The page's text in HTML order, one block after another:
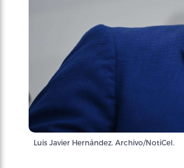
Luis Javier Hernández. Archivo/NotiCel.